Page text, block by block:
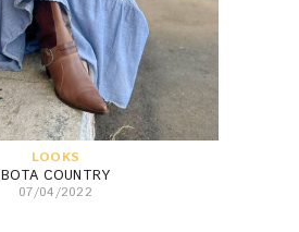
LOOKS
BOTA COUNTRY
07/04/2022